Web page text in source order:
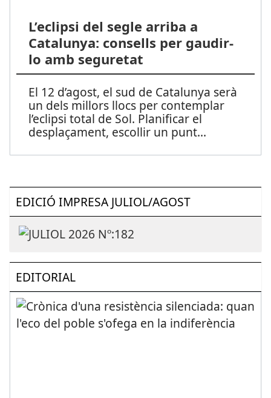
L’eclipsi del segle arriba a
Catalunya: consells per gaudir-
lo amb seguretat
El 12 d’agost, el sud de Catalunya serà
un dels millors llocs per contemplar
l’eclipsi total de Sol. Planificar el
desplaçament, escollir un punt...
EDICIÓ IMPRESA JULIOL/AGOST
EDITORIAL